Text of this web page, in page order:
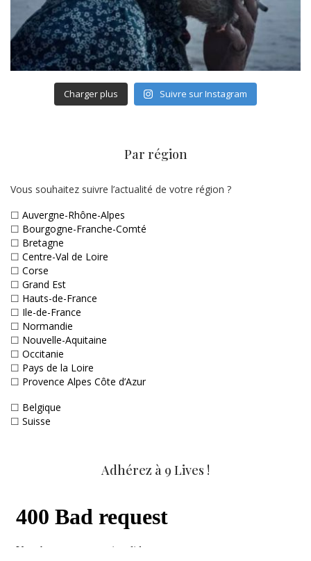
Charger plus Suivre sur Instagram
Par région
Vous souhaitez suivre l’actualité de votre région ?
☐ Auvergne-Rhône-Alpes
☐ Bourgogne-Franche-Comté
☐ Bretagne
☐ Centre-Val de Loire
☐ Corse
☐ Grand Est
☐ Hauts-de-France
☐ Ile-de-France
☐ Normandie
☐ Nouvelle-Aquitaine
☐ Occitanie
☐ Pays de la Loire
☐ Provence Alpes Côte d’Azur
☐ Belgique
☐ Suisse
Adhérez à 9 Lives !